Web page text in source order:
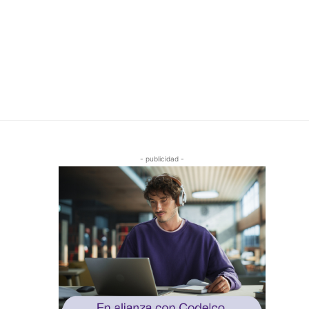
- publicidad -